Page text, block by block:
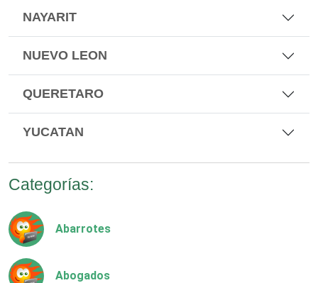
NAYARIT
NUEVO LEON
QUERETARO
YUCATAN
Categorías:
Abarrotes
Abogados